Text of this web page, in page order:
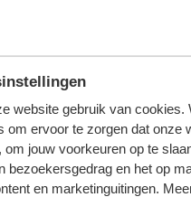
website gebruik van cookies.
om ervoor te zorgen dat onze
om jouw voorkeuren op te
bezoekersgedrag en het op
en marketinguitingen.